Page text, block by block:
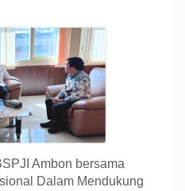
Ambon bersama
Dalam Mendukung